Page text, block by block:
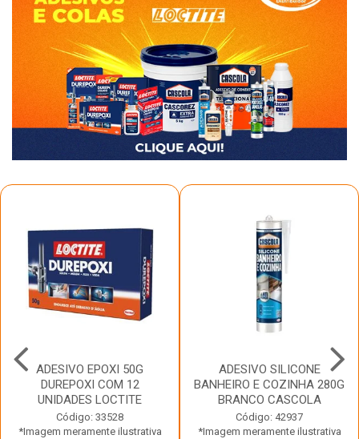
ADESIVO EPOXI 50G
DUREPOXI COM 12
UNIDADES LOCTITE
Código: 33528
*Imagem meramente ilustrativa
ADESIVO SILICONE
BANHEIRO E COZINHA 280G
BRANCO CASCOLA
Código: 42937
*Imagem meramente ilustrativa